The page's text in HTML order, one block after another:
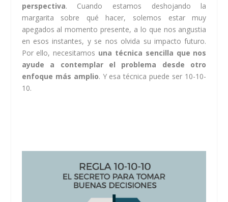
perspectiva. Cuando estamos deshojando la
margarita sobre qué hacer, solemos estar muy
apegados al momento presente, a lo que nos angustia
en esos instantes, y se nos olvida su impacto futuro.
Por ello, necesitamos una técnica sencilla que nos
ayude a contemplar el problema desde otro
enfoque más amplio. Y esa técnica puede ser 10-10-
10.